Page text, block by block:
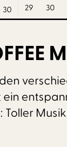
30
29
30